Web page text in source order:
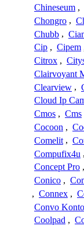
Chineseum ,
Chongro ,
Chubb ,
Cip , Cipem
Citrox ,
Clairvoyant
Clearview ,
Cloud Ip
Cmos , Cms
Cocoon ,
Comelit ,
Compufix4u ,
Concept Pro ,
Conico ,
, Connex ,
Convo
Coolpad ,